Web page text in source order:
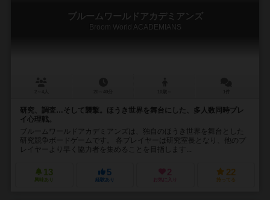
ブルームワールドアカデミアンズ
Broom World ACADEMIANS
研究、調査…そして襲撃。ほうき世界を舞台にした、多人数同時プレ
イ心理戦。
ブルームワールドアカデミアンズは、独自のほうき世界を舞台とした
研究競争ボードゲームです。 各プレイヤーは研究室長となり、他のプ
レイヤーより早く協力者を集めることを目指します...
13
興味あり
5
経験あり
2
お気に入り
22
持ってる